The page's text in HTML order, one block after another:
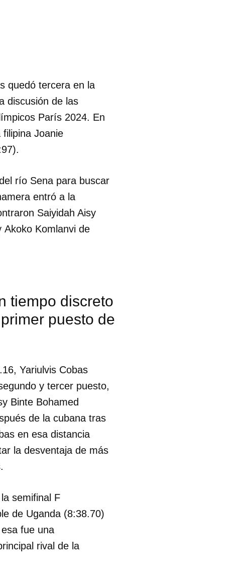
con tu
quedó tercera en la
discusión de las
París 2024. En
Joanie
río Sena para buscar
entró a la
Saiyidah Aisy
Akoko Komlanvi de
tiempo discreto
puesto de
Yariulvis Cobas
y tercer puesto,
Binte Bohamed
de la cubana tras
en esa distancia
la desventaja de más
semifinal F
de Uganda (8:38.70)
fue una
rival de la